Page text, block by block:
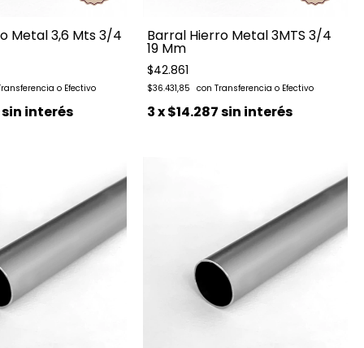
Metal 3,6 Mts 3/4
sin interés
Barral Hierro Metal 3MTS 3/4
19 Mm
$42.861
$36.431,85
3x$14.287sin interés